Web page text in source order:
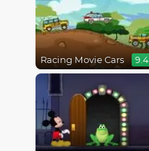
Racing Movie Cars 9.4